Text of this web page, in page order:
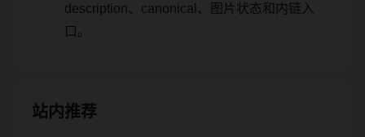
description、canonical、图片状态和内链入
口。
站内推荐